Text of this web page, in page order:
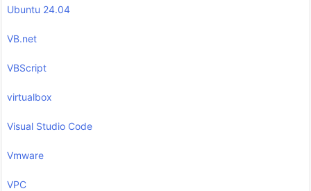
Ubuntu 24.04
VB.net
VBScript
virtualbox
Visual Studio Code
Vmware
VPC